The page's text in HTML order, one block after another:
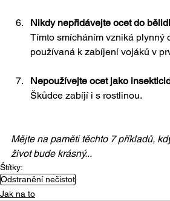
Nikdy nepřidávejte ocet do
Tímto smícháním vzniká plynný
používaná k zabíjení vojáků v
Nepoužívejte ocet jako
Škůdce zabíjí i s rostlinou.
Mějte na paměti těchto 7 příkladů,
život bude krásný...
Štítky:
Odstranění nečistot
Jak na to